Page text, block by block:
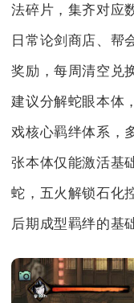
法碎片，集齐对应
日常论剑商店、帮
奖励，每周清空兑
建议分解蛇眼本体
戏核心羁绊体系，
张本体仅能激活基
蛇，五火解锁石化
后期成型羁绊的基